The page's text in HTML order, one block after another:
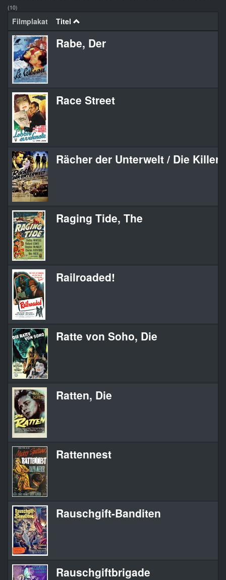
(10)
Filmplakat Titel
Rabe, Der
Race Street
Rächer der Unterwelt / Die Killer
Raging Tide, The
Railroaded!
Ratte von Soho, Die
Ratten, Die
Rattennest
Rauschgift-Banditen
Rauschgiftbrigade